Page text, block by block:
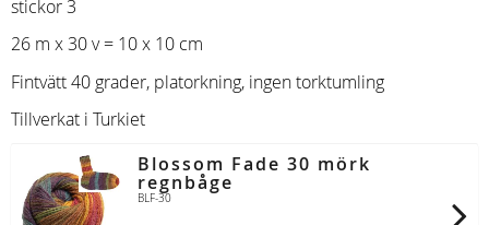
stickor 3
26 m x 30 v = 10 x 10 cm
Fintvätt 40 grader, platorkning, ingen torktumling
Tillverkat i Turkiet
Blossom Fade 30 mörk
regnbåge
BLF-30